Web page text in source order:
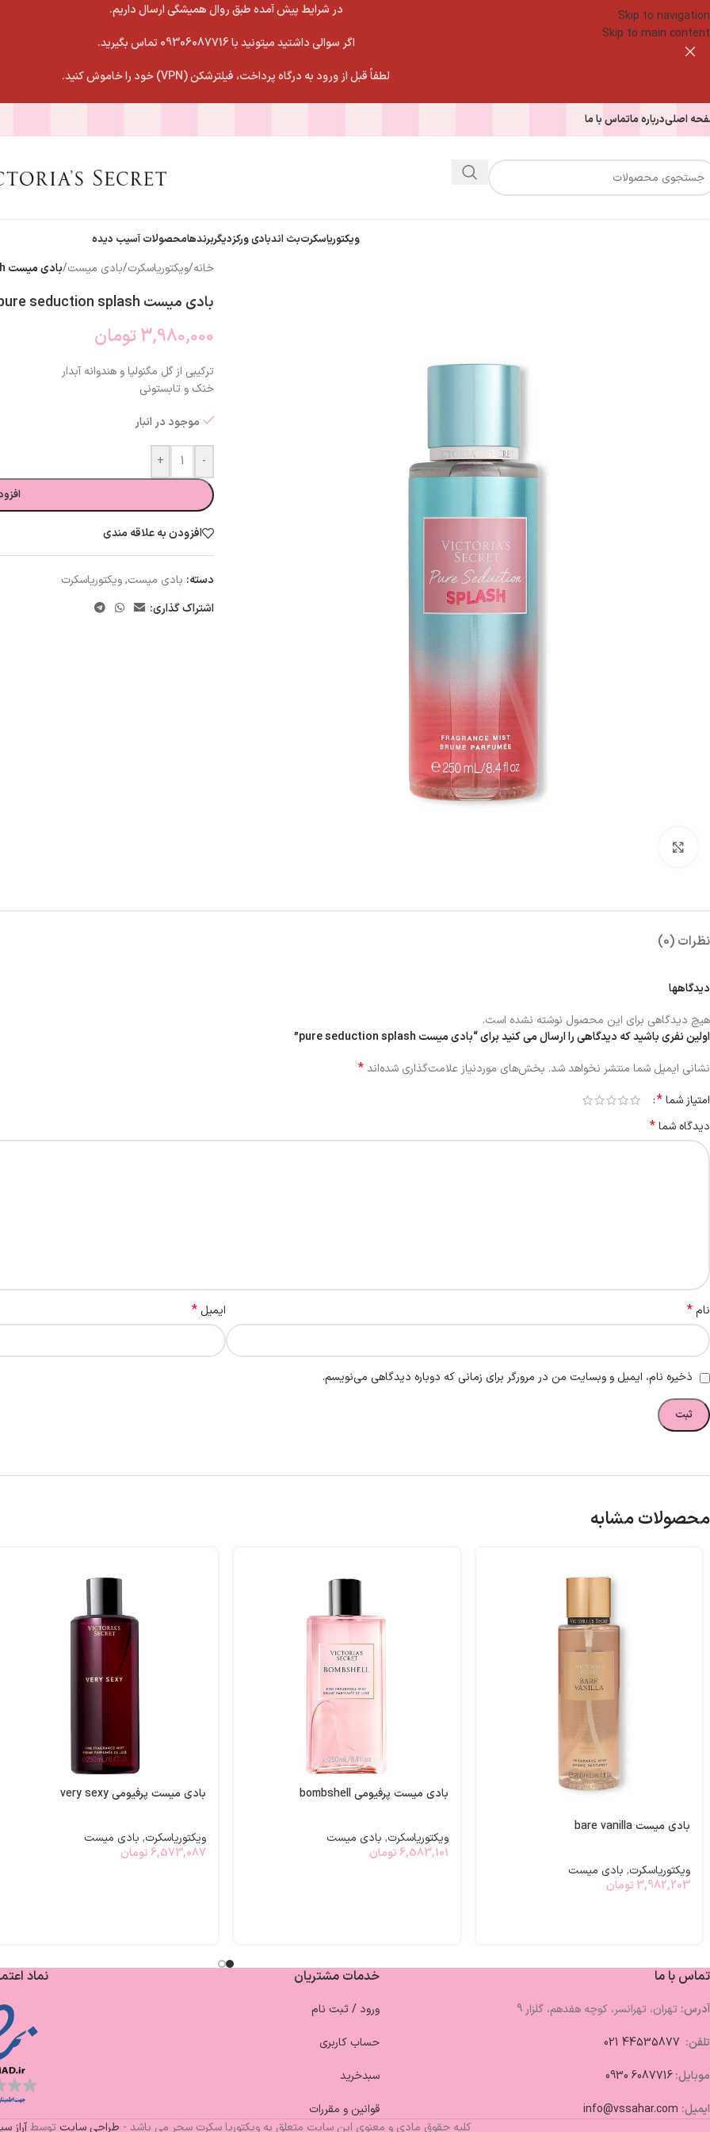
Skip to navigation
Skip to main content
در شرایط پیش آمده طبق روال همیشگی ارسال داریم.
اگر سوالی داشتید میتونید با 09306087716 تماس بگیرید.
لطفاً قبل از ورود به درگاه پرداخت، فیلترشکن (VPN) خود را خاموش کنید.
اصلیدرباره ماتماس با ما
ویکتوریاسکرتبث اندبادی ورکزدیگربرندهامحصولات آسیب دیده
خانه/ویکتوریاسکرت/بادی میست/بادی میست pure seduction splash
بادی میست pure seduction splash
3,980,000 تومان
ترکیبی از گل مگنولیا و هندوانه آبدار
خنک و تابستونی
موجود در انبار
-
+
افزودن به علاقه مندی
دسته: بادی میست,ویکتوریاسکرت
اشتراک گذاری:
نظرات (0)
دیدگاهها
هیچ دیدگاهی برای این محصول نوشته نشده است.
اولین نفری باشید که دیدگاهی را ارسال می کنید برای “بادی میست pure seduction splash”
نشانی ایمیل شما منتشر نخواهد شد. بخش‌های موردنیاز علامت‌گذاری شده‌اند*
امتیاز شما*
دیدگاه شما*
نام* ایمیل *
ذخیره نام، ایمیل و وبسایت من در مرورگر برای زمانی که دوباره دیدگاهی می‌نویسم.
محصولات مشابه
بادی میست bare vanilla
ویکتوریاسکرت, بادی میست
3,982,203 تومان
بادی میست پرفیومی bombshell
ویکتوریاسکرت, بادی میست
6,583,101تومان
بادی میست پرفیومی very sexy
ویکتوریاسکرت, بادی میست
6,573,087تومان
تماس با ما
آدرس: تهران، تهرانسر، کوچه هفدهم، گلزار 9
تلفن:
موبایل:6087716 0930
ایمیل: info@vssahar.com
خدمات مشتریان
ورود / ثبت نام
حساب کاربری
سبدخرید
قوانین و مقررات
نماد
کلیه حقوق مادی و معنوی این سایت متعلق به ویکتوریا سکرت سحر می باشد - طراحی سایت توسطآراز